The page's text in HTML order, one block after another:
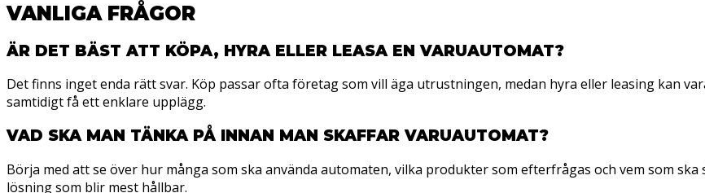
VANLIGA FRÅGOR
ÄR DET BÄST ATT KÖPA, HYRA ELLER LEASA EN VARUAUTOMAT?
Det finns inget enda rätt svar. Köp passar ofta företag som vill äga utrustningen, medan hyra eller leasing kan
samtidigt få ett enklare upplägg.
VAD SKA MAN TÄNKA PÅ INNAN MAN SKAFFAR VARUAUTOMAT?
Börja med att se över hur många som ska använda automaten, vilka produkter som efterfrågas och vem som
lösning som blir mest hållbar.